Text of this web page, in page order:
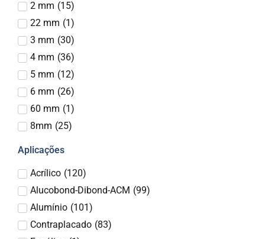
2 mm (15)
22 mm (1)
3 mm (30)
4 mm (36)
5 mm (12)
6 mm (26)
60 mm (1)
8mm (25)
Aplicações
Acrílico (120)
Alucobond-Dibond-ACM (99)
Alumínio (101)
Contraplacado (83)